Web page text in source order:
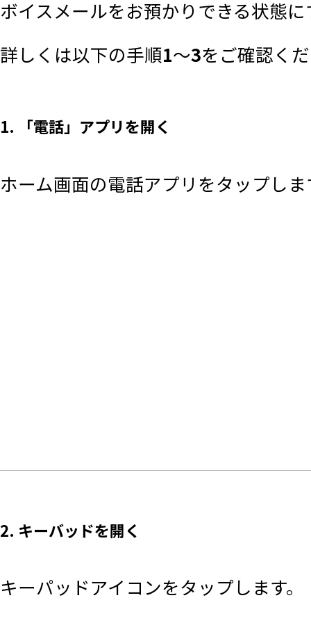
ボイスメールをお預かりできる状態
詳しくは以下の手順1～3をご確認く
1. 「電話」アプリを開く
ホーム画面の電話アプリをタップしま
2. キーバッドを開く
キーパッドアイコンをタップします。